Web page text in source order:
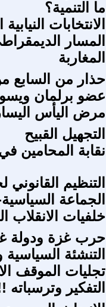
ما التنمية؟
المسار
المغاربة
حذار من السابع من
عضو برلمان
مرض اليأس
التجهيل القبيح
نقابة المحامين
التنظيم
الجماعة
خلفيات الانقلاب
حرب غزة ودولة
التنشئة السياسية
تجليات الموقف
التفكير